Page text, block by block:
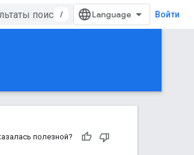
/ Войти
полезной?